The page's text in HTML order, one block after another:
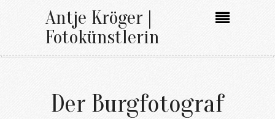
Antje Kröger |
Fotokünstlerin
Der Burgfotograf